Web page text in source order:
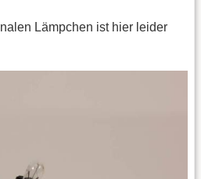
Lämpchen ist hier leider